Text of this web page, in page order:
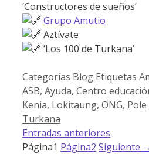
‘Constructores de sueños’
Grupo Amutio
Aztívate
‘Los 100 de Turkana’
Categorías Blog Etiquetas
ASB, Ayuda, Centro
Kenia, Lokitaung, ONG,
Turkana
Entradas anteriores
Página1 Página2 Siguiente